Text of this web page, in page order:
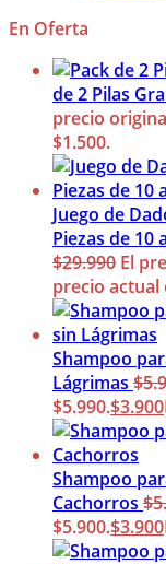
En Oferta
de 2 Pilas
precio
$1.500.
Juego de
Piezas de 10
$29.990 El
precio actual
Shampoo
Lágrimas $
$5.990.$3.900
Shampoo
Cachorros $
$5.900.$3.900